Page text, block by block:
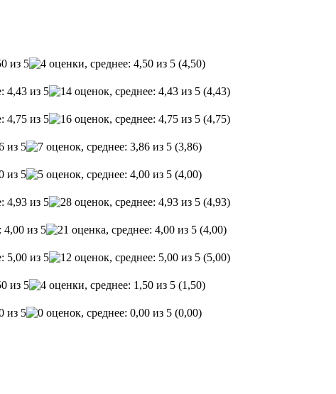
(4,50)
(4,43)
(4,75)
(3,86)
(4,00)
(4,93)
(4,00)
(5,00)
(1,50)
(0,00)